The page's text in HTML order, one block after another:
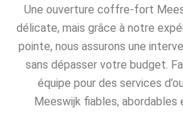
Une ouverture coffre-fort
délicate, mais grâce à notre
pointe, nous assurons une
sans dépasser votre budget.
équipe pour des services
Meeswijk fiables, abordables